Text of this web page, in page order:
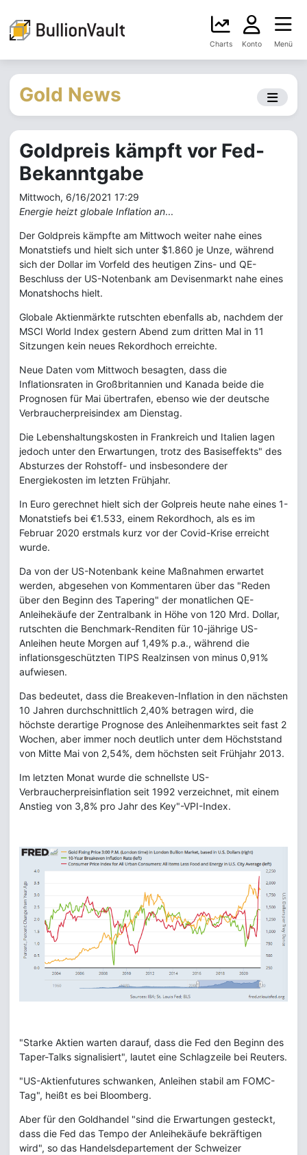
Charts Konto Menü
Gold News
Goldpreis kämpft vor Fed-
Bekanntgabe
Mittwoch, 6/16/2021 17:29
Energie heizt globale Inflation an...
Der Goldpreis kämpfte am Mittwoch weiter nahe eines
Monatstiefs und hielt sich unter $1.860 je Unze, während
sich der Dollar im Vorfeld des heutigen Zins- und QE-
Beschluss der US-Notenbank am Devisenmarkt nahe eines
Monatshochs hielt.
Globale Aktienmärkte rutschten ebenfalls ab, nachdem der
MSCI World Index gestern Abend zum dritten Mal in 11
Sitzungen kein neues Rekordhoch erreichte.
Neue Daten vom Mittwoch besagten, dass die
Inflationsraten in Großbritannien und Kanada beide die
Prognosen für Mai übertrafen, ebenso wie der deutsche
Verbraucherpreisindex am Dienstag.
Die Lebenshaltungskosten in Frankreich und Italien lagen
jedoch unter den Erwartungen, trotz des Basiseffekts" des
Absturzes der Rohstoff- und insbesondere der
Energiekosten im letzten Frühjahr.
In Euro gerechnet hielt sich der Golpreis heute nahe eines 1-
Monatstiefs bei €1.533, einem Rekordhoch, als es im
Februar 2020 erstmals kurz vor der Covid-Krise erreicht
wurde.
Da von der US-Notenbank keine Maßnahmen erwartet
werden, abgesehen von Kommentaren über das "Reden
über den Beginn des Tapering" der monatlichen QE-
Anleihekäufe der Zentralbank in Höhe von 120 Mrd. Dollar,
rutschten die Benchmark-Renditen für 10-jährige US-
Anleihen heute Morgen auf 1,49% p.a., während die
inflationsgeschützten TIPS Realzinsen von minus 0,91%
aufwiesen.
Das bedeutet, dass die Breakeven-Inflation in den nächsten
10 Jahren durchschnittlich 2,40% betragen wird, die
höchste derartige Prognose des Anleihenmarktes seit fast 2
Wochen, aber immer noch deutlich unter dem Höchststand
von Mitte Mai von 2,54%, dem höchsten seit Frühjahr 2013.
Im letzten Monat wurde die schnellste US-
Verbraucherpreisinflation seit 1992 verzeichnet, mit einem
Anstieg von 3,8% pro Jahr des Key"-VPI-Index.
"Starke Aktien warten darauf, dass die Fed den Beginn des
Taper-Talks signalisiert", lautet eine Schlagzeile bei Reuters.
"US-Aktienfutures schwanken, Anleihen stabil am FOMC-
Tag", heißt es bei Bloomberg.
Aber für den Goldhandel "sind die Erwartungen gesteckt,
dass die Fed das Tempo der Anleihekäufe bekräftigen
wird", so das Handelsdepartement der Schweizer